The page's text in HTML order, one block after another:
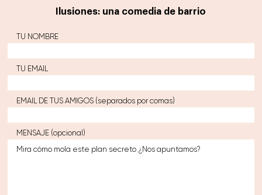
Ilusiones: una comedia de barrio
TU NOMBRE
TU EMAIL
EMAIL DE TUS AMIGOS (separados por comas)
MENSAJE (opcional)